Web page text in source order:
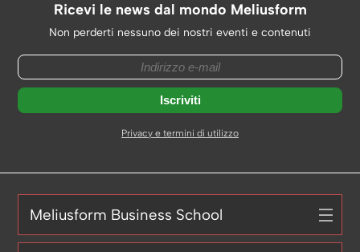
Ricevi le news dal mondo Meliusform
Non perderti nessuno dei nostri eventi e contenuti
Privacy e termini di utilizzo
Meliusform Business School